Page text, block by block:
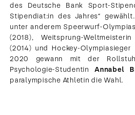
des Deutsche Bank Sport-
Stipendiat:in des Jahres“
unter anderem Speerwurf-
(2018), Weitsprung-Weltmeisterin
(2014) und Hockey-Olympiasieger
2020 gewann mit der
Psychologie-StudentinAnnabel
paralympische Athletin die Wahl.